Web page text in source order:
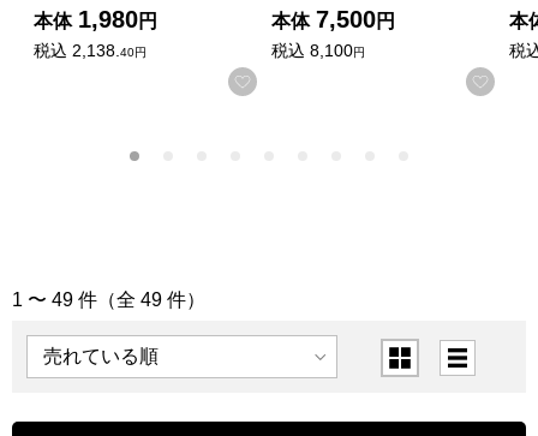
本体 1,980円
税込 2,138.40円
お気に入りに登録する
本体 7,500円
税込 8,100円
お気
本
税
「果物・野菜」の商品一覧
1 〜 49 件（全 49 件）
表示順 表示切替